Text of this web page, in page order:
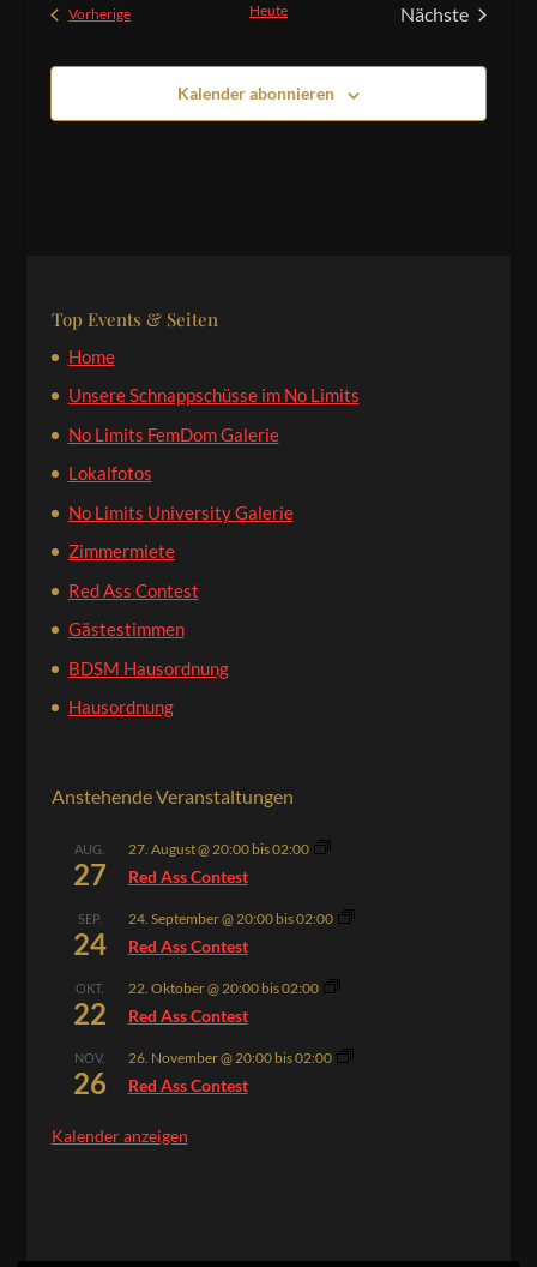
VorherigeVeranstaltungen Heute
Nächste
Kalender abonnieren
Top Events & Seiten
Home
Unsere Schnappschüsse im No Limits
No Limits FemDom Galerie
Lokalfotos
No Limits University Galerie
Zimmermiete
Red Ass Contest
Gästestimmen
BDSM Hausordnung
Hausordnung
Anstehende Veranstaltungen
AUG.
27
27. August @ 20:00bis02:00
Red Ass Contest
SEP.
24
24. September @ 20:00bis02:00
Red Ass Contest
OKT.
22
22. Oktober @ 20:00bis02:00
Red Ass Contest
NOV.
26
26. November @ 20:00bis02:00
Red Ass Contest
Kalender anzeigen